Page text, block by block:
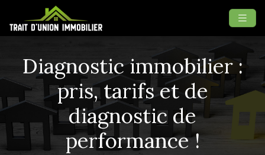
Diagnostic immobilier :
pris, tarifs et de
diagnostic de
performance !